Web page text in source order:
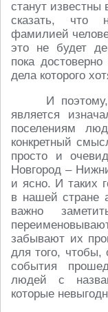
станут
сказать, что
фамилией
это не будет
пока
дела которого
И
является
поселениям
конкретный
просто и
Новгород –
и ясно. И таких
в нашей стране
важно
забывают их
для того, чтобы,
события
людей с
которые